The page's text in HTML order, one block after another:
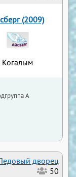
(2009)
Когалым
А
дворец
50